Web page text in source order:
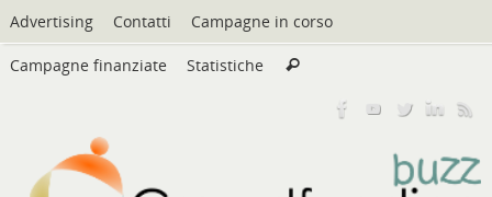
Vai
al
contenuto
Advertising Contatti Campagne in corso
Campagne finanziate Statistiche Cerca